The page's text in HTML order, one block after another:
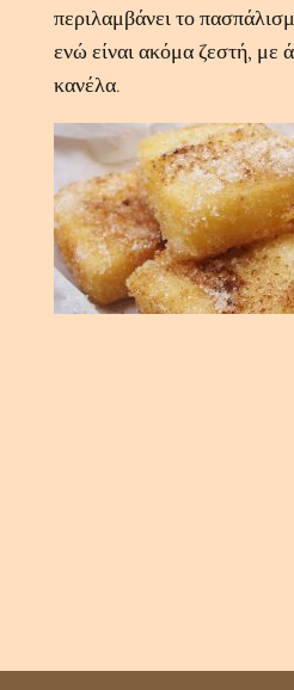
περιλαμβάνει το
ενώ είναι ακόμα ζεστή, με
κανέλα.